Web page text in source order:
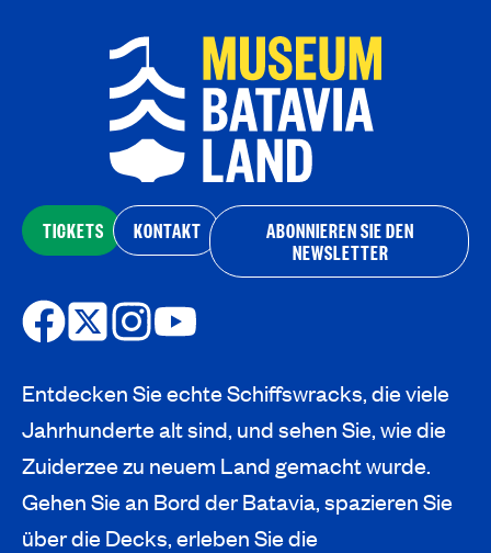
TICKETS KONTAKT
ABONNIEREN SIE DEN
NEWSLETTER
Entdecken Sie echte Schiffswracks, die viele
Jahrhunderte alt sind, und sehen Sie, wie die
Zuiderzee zu neuem Land gemacht wurde.
Gehen Sie an Bord der Batavia, spazieren Sie
über die Decks, erleben Sie die